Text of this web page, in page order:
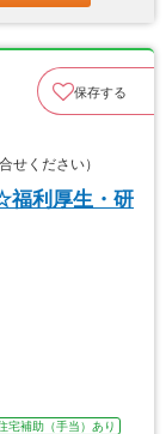
保存する
ください）
福利厚生・研
宅補助（手当）あり